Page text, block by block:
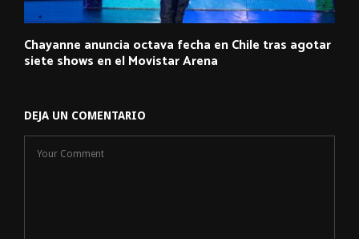
Chayanne anuncia octava fecha en Chile tras agotar
siete shows en el Movistar Arena
DEJA UN COMENTARIO